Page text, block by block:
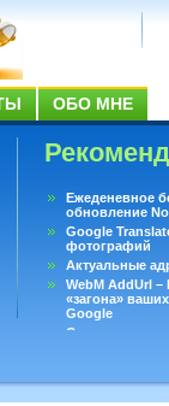
ОБО МНЕ
Ежеденевное
обновление
Google
фотографий
Актуальные
WebM AddUrl
«загона»
Google
Существует